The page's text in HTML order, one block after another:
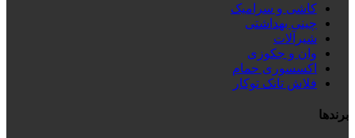
کاشی و سرامیک
چینی بهداشتی
شیرآلات
وان و جکوزی
اکسسوری حمام
فلاش تانک توکار
برندها